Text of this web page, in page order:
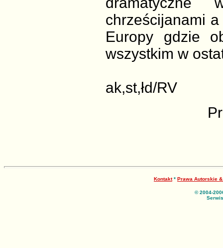
chrześcijanami
Europy gdzie
wszystkim w
ak,st,łd/RV
Kontakt* Prawa Autorskie &
© 2004-